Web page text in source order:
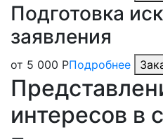
Подготовка
заявления
от 5 000 РПодробнее
интересов в